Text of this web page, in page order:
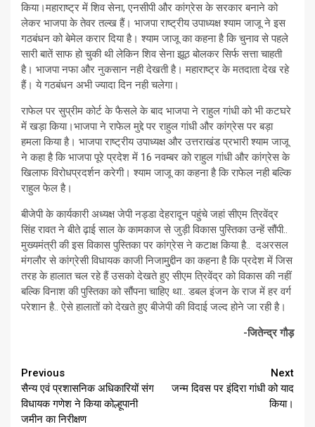
किया।महाराष्ट्र में शिव सेना, एनसीपी और कांग्रेस के सरकार बनाने को
लेकर भाजपा के तेवर तल्ख हैं। भाजपा राष्ट्रीय उपाध्यक्ष श्याम जाजू ने इस
गठबंधन को बेमेल करार दिया है। श्याम जाजू का कहना है कि चुनाव से पहले
सारी बातें साफ हो चुकी थी लेकिन शिव सेना झूठ बोलकर सिर्फ सत्ता चाहती
है। भाजपा नफा और नुकसान नही देखती है। महाराष्ट्र के मतदाता देख रहे
हैं। ये गठबंधन अभी ज्यादा दिन नही चलेगा।
राफेल पर सुप्रीम कोर्ट के फैसले के बाद भाजपा ने राहुल गांधी को भी कटघरे
में खड़ा किया।भाजपा ने राफेल मुद्दे पर राहुल गांधी और कांग्रेस पर बड़ा
हमला किया है। भाजपा राष्ट्रीय उपाध्यक्ष और उत्तराखंड प्रभारी श्याम जाजू
ने कहा है कि भाजपा पूरे प्रदेश में 16 नवम्बर को राहुल गांधी और कांग्रेस के
खिलाफ विरोधप्रदर्शन करेगी। श्याम जाजू का कहना है कि राफेल नही बल्कि
राहुल फेल है।
बीजेपी के कार्यकारी अध्यक्ष जेपी नड्डा देहरादून पहुंचे जहां सीएम त्रिवेंद्र
सिंह रावत ने बीते ढ़ाई साल के कामकाज से जुड़ी विकास पुस्तिका उन्हें सौंपी..
मुख्यमंत्री की इस विकास पुस्तिका पर कांग्रेस ने कटाक्ष किया है.. दअरसल
मंगलौर से कांग्रेसी विधायक काजी निजामु्द्दीन का कहना है कि प्रदेश में जिस
तरह के हालात चल रहे हैं उसको देखते हुए सीएम त्रिवेंद्र को विकास की नहीं
बल्कि विनाश की पुस्तिका को सौंपना चाहिए था.. डबल इंजन के राज में हर वर्ग
परेशान है.. ऐसे हालातों को देखते हुए बीजेपी की विदाई जल्द होने जा रही है।
-जितेन्द्र गौड़
Continue
Reading
Previous
सैन्य एवं प्रशासनिक अधिकारियों संग
विधायक गणेश ने किया कोल्हूपानी
जमीन का निरीक्षण
Next
जन्म दिवस पर इंदिरा गांधी को याद
किया।